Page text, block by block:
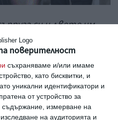
поверителност
съхраняваме и/или имаме
като бисквитки, и
уникални идентификатори и
от устройство за
измерване на
на аудиторията и
си и двете им
пораснаха и
на
живи стана по-